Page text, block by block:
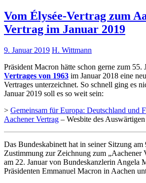
Vom Élysée-Vertrag zum
Vertrag im Januar 2019
9. Januar 2019 H. Wittmann
Präsident Macron hätte schon gerne zum 55.
Vertrages von 1963 im Januar 2018 eine
Vertrages unterzeichnet. So schnell ging es
Januar 2019 soll es so weit sein:
> Gemeinsam für Europa: Deutschland und
Aachener Vertrag – Wesbite des
Das Bundeskabinett hat in seiner Sitzung am
Zustimmung zur Zeichnung zum „Aachener
am 22. Januar von Bundeskanzlerin Angela
Präsidenten Emmanuel Macron in Aachen